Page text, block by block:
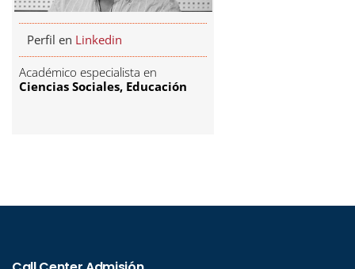
Perfil en Linkedin
Académico especialista en
Ciencias Sociales, Educación